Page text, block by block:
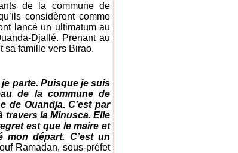
de la commune de
considèrent comme
lancé un ultimatum au
Djallé. Prenant au
sa famille vers Birao.
parte. Puisque je suis
de la commune de
de Ouandja. C’est par
travers la Minusca. Elle
est que le maire et
mon départ. C’est un
Ramadan, sous-préfet